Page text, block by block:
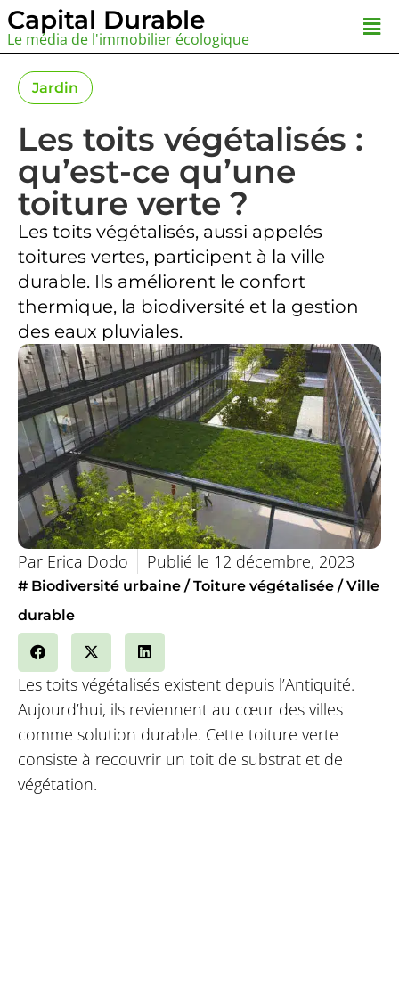
Aller
au
Capital Durable
Le média de l'immobilier écologique
Jardin
Les toits végétalisés :
qu’est-ce qu’une
toiture verte ?
Les toits végétalisés, aussi appelés
toitures vertes, participent à la ville
durable. Ils améliorent le confort
thermique, la biodiversité et la gestion
des eaux pluviales.
ParErica Dodo Publié le 12 décembre, 2023
# Biodiversité urbaine Toiture végétalisée
Ville
durable
Les toits végétalisés existent depuis l’Antiquité.
Aujourd’hui, ils reviennent au cœur des villes
comme solution durable. Cette toiture verte
consiste à recouvrir un toit de substrat et de
végétation.